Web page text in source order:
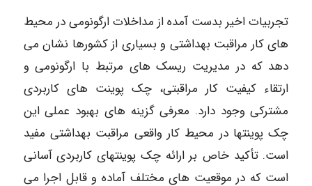
تجربیات اخیر بدست آمده از مداخلات ارگونومی در محیط
های کار مراقبت بهداشتی و بسیاری از کشورها نشان می
دهد که در مدیریت ریسک های مرتبط با ارگونومی و
ارتقاء کیفیت کار مراقبتی، چک پوینت های کاربردی
مشترکی وجود دارد. معرفی گزینه های بهبود عملی این
چک پوینتها در محیط کار واقعی مراقبت بهداشتی مفید
است. تأکید خاص بر ارائه چک پوینتهای کاربردی آسانی
است که در موقعیت های مختلف آماده و قابل اجرا می